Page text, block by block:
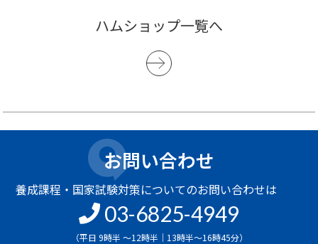
ハムショップ一覧へ
お問い合わせ
養成課程・国家試験対策についてのお問い合わせは
03-6825-4949
（平日 9時半 ～12時半｜13時半～16時45分）